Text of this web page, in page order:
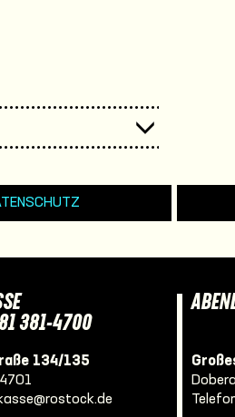
381-4700
134/135